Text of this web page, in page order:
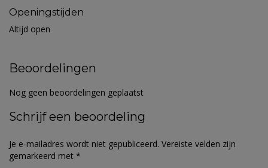
Openingstijden
Altijd open
Beoordelingen
Nog geen beoordelingen geplaatst
Schrijf een beoordeling
Je e-mailadres wordt niet gepubliceerd. Vereiste velden zijn
gemarkeerd met *